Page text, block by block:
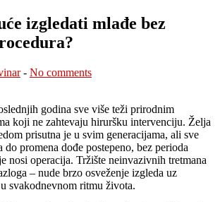
izgledati mlađe bez
- No comments
godina sve više teži prirodnim
koji ne zahtevaju hiruršku intervenciju. Želja
prisutna je u svim generacijama, ali sve
promena dođe postepeno, bez perioda
nosi operacija. Tržište neinvazivnih tretmana
– nude brzo osveženje izgleda uz
svakodnevnom ritmu života.